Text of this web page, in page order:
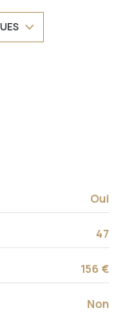
Oui
47
156 €
Non